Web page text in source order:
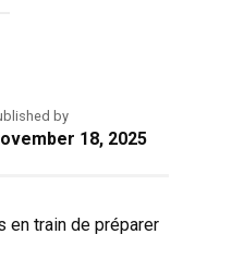
by
18, 2025
en train de préparer